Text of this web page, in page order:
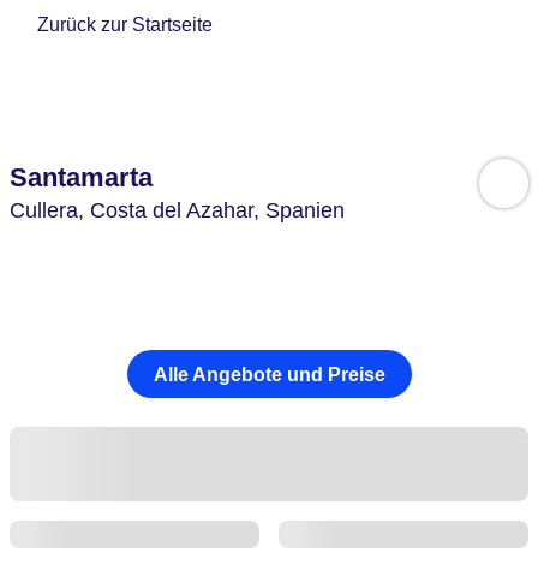
Zurück zur Startseite
Santamarta
Cullera, Costa del Azahar, Spanien
Alle Angebote und Preise